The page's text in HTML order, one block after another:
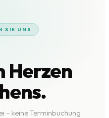
SIE UNS
Herzen
– keine Terminbuchung